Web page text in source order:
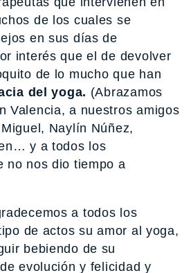
de los cuales se
en sus días de
interés que el de devolver
de lo mucho que han
del yoga. (Abrazamos
Valencia, a nuestros amigos
Naylín Núñez,
y a todos los
no nos dio tiempo a
a todos los
de actos su amor al yoga,
bebiendo de su
evolución y felicidad y